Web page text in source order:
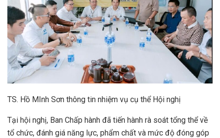
TS. Hồ MInh Sơn thông tin nhiệm vụ cụ thể Hội nghị
Tại hội nghị, Ban Chấp hành đã tiến hành rà soát tổng thể về
tổ chức, đánh giá năng lực, phẩm chất và mức độ đóng góp